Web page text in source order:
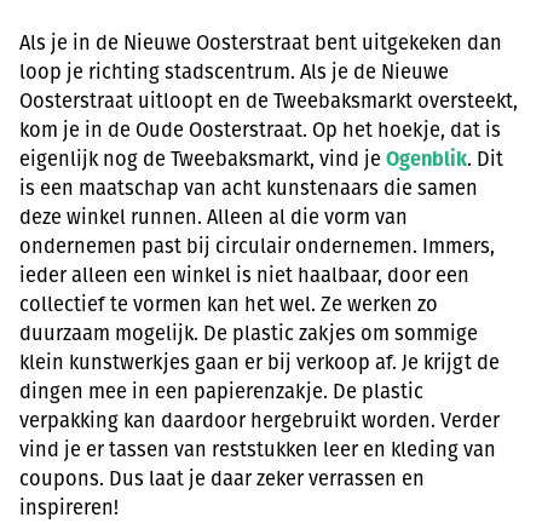
Als je in de Nieuwe Oosterstraat bent uitgekeken dan
loop je richting stadscentrum. Als je de Nieuwe
Oosterstraat uitloopt en de Tweebaksmarkt oversteekt,
kom je in de Oude Oosterstraat. Op het hoekje, dat is
eigenlijk nog de Tweebaksmarkt, vind jeOgenblik. Dit
is een maatschap van acht kunstenaars die samen
deze winkel runnen. Alleen al die vorm van
ondernemen past bij circulair ondernemen. Immers,
ieder alleen een winkel is niet haalbaar, door een
collectief te vormen kan het wel. Ze werken zo
duurzaam mogelijk. De plastic zakjes om sommige
klein kunstwerkjes gaan er bij verkoop af. Je krijgt de
dingen mee in een papierenzakje. De plastic
verpakking kan daardoor hergebruikt worden. Verder
vind je er tassen van reststukken leer en kleding van
coupons. Dus laat je daar zeker verrassen en
inspireren!